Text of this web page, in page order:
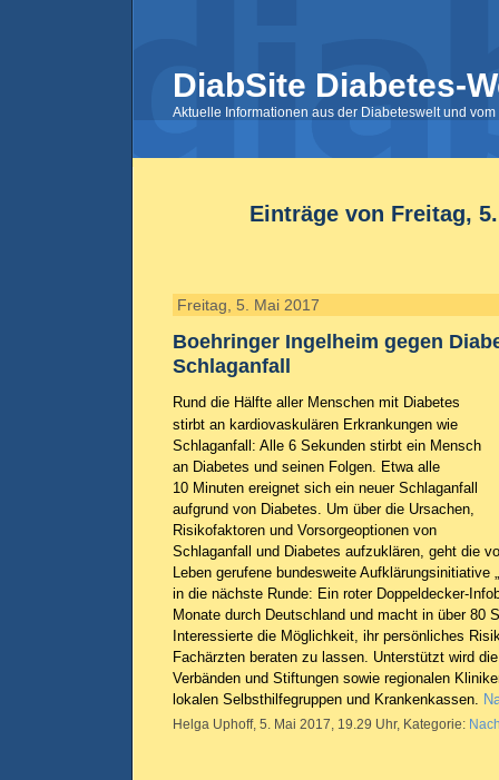
DiabSite Diabetes-
Aktuelle Informationen aus der Diabeteswelt und
Einträge von Freitag,
Freitag, 5. Mai 2017
Boehringer Ingelheim gegen
Schlaganfall
Rund die Hälfte aller Menschen mit Diabetes
stirbt an kardiovaskulären Erkrankungen wie
Schlaganfall: Alle 6 Sekunden stirbt ein Mensch
an Diabetes und seinen Folgen. Etwa alle
10 Minuten ereignet sich ein neuer Schlaganfall
aufgrund von Diabetes. Um über die Ursachen,
Risikofaktoren und Vorsorgeoptionen von
Schlaganfall und Diabetes aufzuklären, geht die
Leben gerufene bundesweite Aufklärungsinitiative
in die nächste Runde: Ein roter Doppeldecker-
Monate durch Deutschland und macht in über 80
Interessierte die Möglichkeit, ihr persönliches
Fachärzten beraten zu lassen. Unterstützt wird
Verbänden und Stiftungen sowie regionalen
lokalen Selbsthilfegruppen und Krankenkassen.
Helga Uphoff, 5. Mai 2017, 19.29 Uhr, Kategorie: